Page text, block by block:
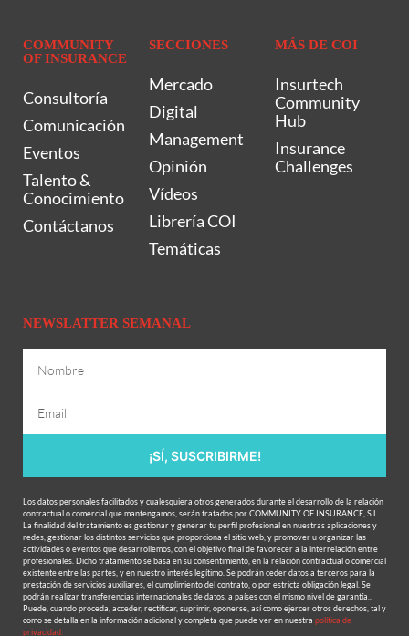
COMMUNITY
OF INSURANCE
Consultoría
Comunicación
Eventos
Talento &
Conocimiento
Contáctanos
SECCIONES
Mercado
Digital
Management
Opinión
Vídeos
Librería COI
Temáticas
MÁS DE COI
Insurtech
Community
Hub
Insurance
Challenges
NEWSLATTER SEMANAL
¡SÍ, SUSCRIBIRME!
Los datos personales facilitados y cualesquiera otros generados durante el desarrollo de la relación
contractual o comercial que mantengamos, serán tratados por COMMUNITY OF INSURANCE, S.L.
La finalidad del tratamiento es gestionar y generar tu perfil profesional en nuestras aplicaciones y
redes, gestionar los distintos servicios que proporciona el sitio web, y promover u organizar las
actividades o eventos que desarrollemos, con el objetivo final de favorecer a la interrelación entre
profesionales. Dicho tratamiento se basa en su consentimiento, en la relación contractual o comercial
existente entre las partes, y en nuestro interés legítimo. Se podrán ceder datos a terceros para la
prestación de servicios auxiliares, el cumplimiento del contrato, o por estricta obligación legal. Se
podrán realizar transferencias internacionales de datos, a países con el mismo nivel de garantía..
Puede, cuando proceda, acceder, rectificar, suprimir, oponerse, así como ejercer otros derechos, tal y
como se detalla en la información adicional y completa que puede ver en nuestra política de
privacidad.